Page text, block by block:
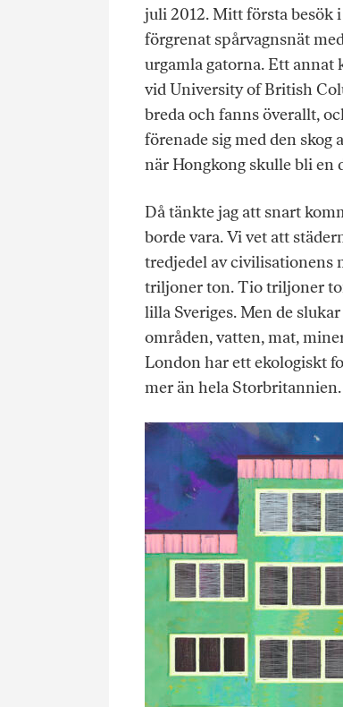
juli 2012. Mitt första besök
förgrenat spårvagnsnät
urgamla gatorna. Ett annat
vid University of British
breda och fanns överallt,
förenade sig med den
när Hongkong skulle bli en
Då tänkte jag att snart
borde vara. Vi vet att
tredjedel av civilisationens
triljoner ton. Tio triljoner
lilla Sveriges. Men de
områden, vatten, mat,
London har ett ekologiskt
mer än hela Storbritannien.